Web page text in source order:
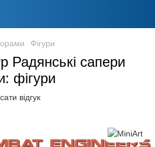
Фігури
Радянські сапери
фігури
відгук